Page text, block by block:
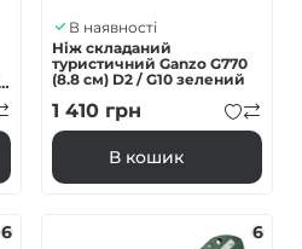
В наявності
Ніж складаний
туристичний Ganzo G770
(8.8 см) D2 / G10 зелений
1 410 грн
В кошик
6
6